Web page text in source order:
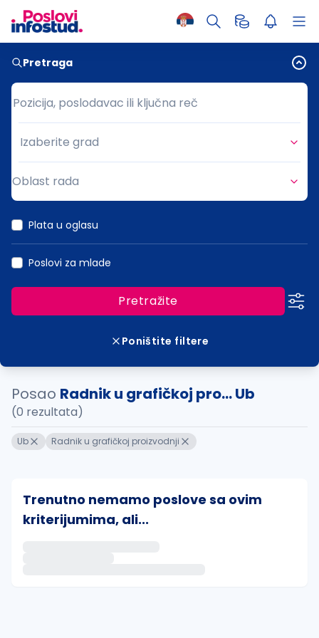
Pretraga
Pozicija, poslodavac ili ključna reč
Pozicija, poslodavac ili ključna reč
Grad
Izaberite grad
Oblast rada
Plata u oglasu
Poslovi za mlade
Pretražite
Poništite filtere
Posao Radnik u grafičkoj pro... Ub
(0 rezultata)
Ub Radnik u grafičkoj proizvodnji
Trenutno nemamo poslove sa ovim
kriterijumima, ali...